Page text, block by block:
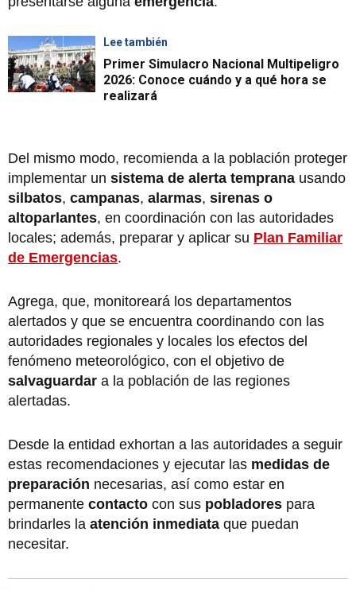
Lee también
Primer Simulacro Nacional Multipeligro
2026: Conoce cuándo y a qué hora se
realizará
Del mismo modo, recomienda a la población proteger
implementar un sistema de alerta temprana usando
silbatos, campanas, alarmas, sirenas o
altoparlantes, en coordinación con las autoridades
locales; además, preparar y aplicar su Plan Familiar
de Emergencias.
Agrega, que, monitoreará los departamentos
alertados y que se encuentra coordinando con las
autoridades regionales y locales los efectos del
fenómeno meteorológico, con el objetivo de
salvaguardar a la población de las regiones
alertadas.
Desde la entidad exhortan a las autoridades a seguir
estas recomendaciones y ejecutar las medidas de
preparación necesarias, así como estar en
permanente contacto con sus pobladores para
brindarles la atención inmediata que puedan
necesitar.